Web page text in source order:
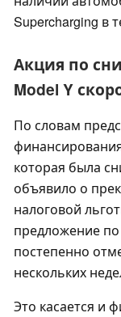
Supercharging в
Акция по
Model Y
По словам
которая была
объявило о
налоговой
предложение
постепенно
нескольких
Это касается и